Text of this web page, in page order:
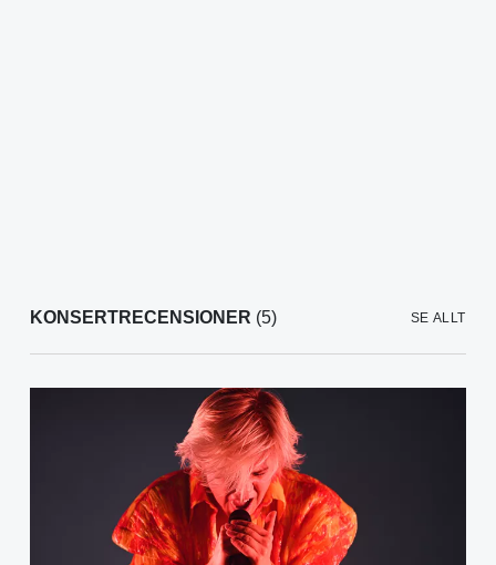
KONSERTRECENSIONER (5) SE ALLT